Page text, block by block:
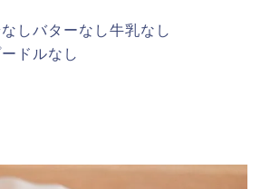
しバターなし牛乳なし
ドルなし